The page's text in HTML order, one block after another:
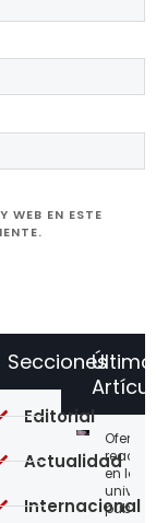
WEB EN ESTE
en las
Secciones
Editorial
Actualidad
Internacional